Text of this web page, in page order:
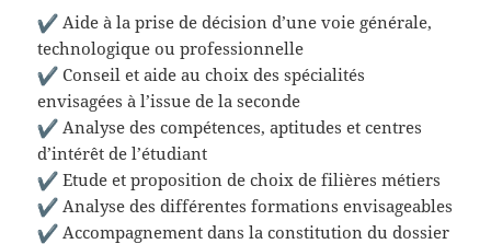
Aide à la prise de décision d’une voie générale,
technologique ou professionnelle
Conseil et aide au choix des spécialités
envisagées à l’issue de la seconde
Analyse des compétences, aptitudes et centres
d’intérêt de l’étudiant
Etude et proposition de choix de filières métiers
Analyse des différentes formations envisageables
Accompagnement dans la constitution du dossier